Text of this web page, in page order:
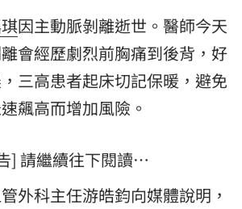
因主動脈剝離逝世。醫師今天
會經歷劇烈前胸痛到後背，好
三高患者起床切記保暖，避免
飆高而增加風險。
] 請繼續往下閱讀…
外科主任游皓鈞向媒體說明，